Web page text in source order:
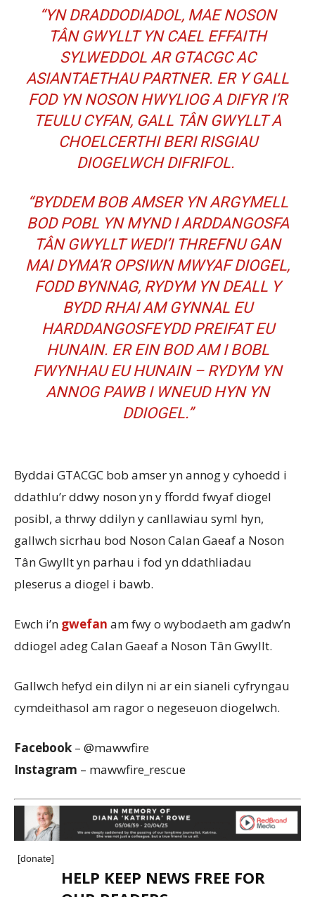
“YN DRADDODIADOL, MAE NOSON
TÂN GWYLLT YN CAEL EFFAITH
SYLWEDDOL AR GTACGC AC
ASIANTAETHAU PARTNER. ER Y GALL
FOD YN NOSON HWYLIOG A DIFYR I’R
TEULU CYFAN, GALL TÂN GWYLLT A
CHOELCERTHI BERI RISGIAU
DIOGELWCH DIFRIFOL.
“BYDDEM BOB AMSER YN ARGYMELL
BOD POBL YN MYND I ARDDANGOSFA
TÂN GWYLLT WEDI’I THREFNU GAN
MAI DYMA’R OPSIWN MWYAF DIOGEL,
FODD BYNNAG, RYDYM YN DEALL Y
BYDD RHAI AM GYNNAL EU
HARDDANGOSFEYDD PREIFAT EU
HUNAIN. ER EIN BOD AM I BOBL
FWYNHAU EU HUNAIN – RYDYM YN
ANNOG PAWB I WNEUD HYN YN
DDIOGEL.”
Byddai GTACGC bob amser yn annog y cyhoedd i
ddathlu’r ddwy noson yn y ffordd fwyaf diogel
posibl, a thrwy ddilyn y canllawiau syml hyn,
gallwch sicrhau bod Noson Calan Gaeaf a Noson
Tân Gwyllt yn parhau i fod yn ddathliadau
pleserus a diogel i bawb.
Ewch i’n gwefan am fwy o wybodaeth am gadw’n
ddiogel adeg Calan Gaeaf a Noson Tân Gwyllt.
Gallwch hefyd ein dilyn ni ar ein sianeli cyfryngau
cymdeithasol am ragor o negeseuon diogelwch.
Facebook – @mawwfire
Instagram – mawwfire_rescue
[donate]
HELP KEEP NEWS FREE FOR